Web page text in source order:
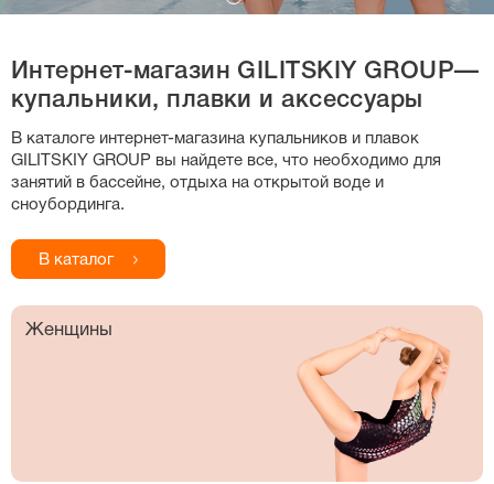
Интернет-магазин GILITSKIY GROUP—
купальники, плавки и аксессуары
В каталоге интернет-магазина купальников и плавок
GILITSKIY GROUP вы найдете все, что необходимо для
занятий в бассейне, отдыха на открытой воде и
сноубординга.
В каталог
Женщины